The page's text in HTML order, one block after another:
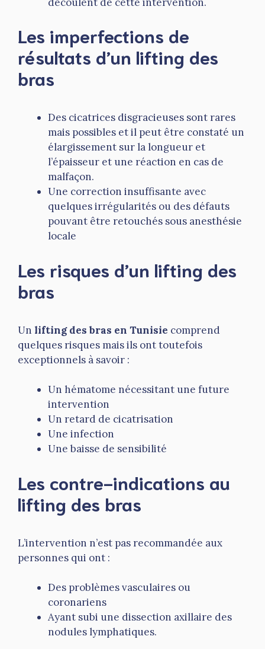
Les imperfections de
résultats d’un lifting des
bras
Des cicatrices disgracieuses sont rares
mais possibles et il peut être constaté un
élargissement sur la longueur et
l’épaisseur et une réaction en cas de
malfaçon.
Une correction insuffisante avec
quelques irrégularités ou des défauts
pouvant être retouchés sous anesthésie
locale
Les risques d’un lifting des
bras
Un lifting des bras en Tunisie comprend
quelques risques mais ils ont toutefois
exceptionnels à savoir :
Un hématome nécessitant une future
intervention
Un retard de cicatrisation
Une infection
Une baisse de sensibilité
Les contre-indications au
lifting des bras
L’intervention n’est pas recommandée aux
personnes qui ont :
Des problèmes vasculaires ou
coronariens
Ayant subi une dissection axillaire des
nodules lymphatiques.